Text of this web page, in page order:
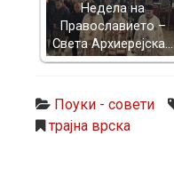
Недела на
Православието –
Света Архиерејска…
Поуки - совети
трајна врска